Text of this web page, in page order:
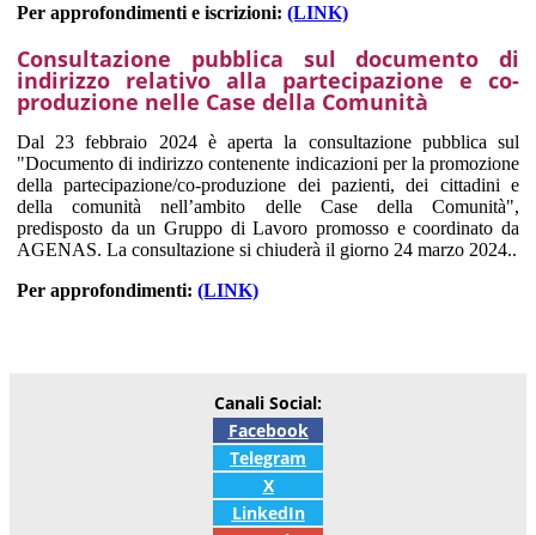
Per approfondimenti e iscrizioni: (LINK)
Consultazione pubblica sul documento di
indirizzo relativo alla partecipazione e co-
produzione nelle Case della Comunità
Dal 23 febbraio 2024 è aperta la consultazione pubblica sul
"Documento di indirizzo contenente indicazioni per la promozione
della partecipazione/co-produzione dei pazienti, dei cittadini e
della comunità nell’ambito delle Case della Comunità",
predisposto da un Gruppo di Lavoro promosso e coordinato da
AGENAS. La consultazione si chiuderà il giorno 24 marzo 2024..
Per approfondimenti: (LINK)
Canali Social:
Facebook
Telegram
X
LinkedIn